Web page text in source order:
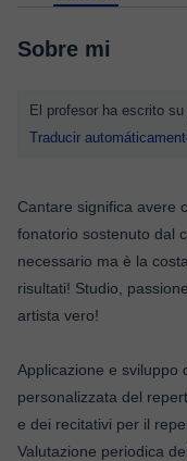
Sobre mi
El profesor ha escrito
Traducir
Cantare significa avere
fonatorio sostenuto dal
necessario ma è la
risultati! Studio,
artista vero!
Applicazione e sviluppo
personalizzata del
e dei recitativi per il
Valutazione periodica